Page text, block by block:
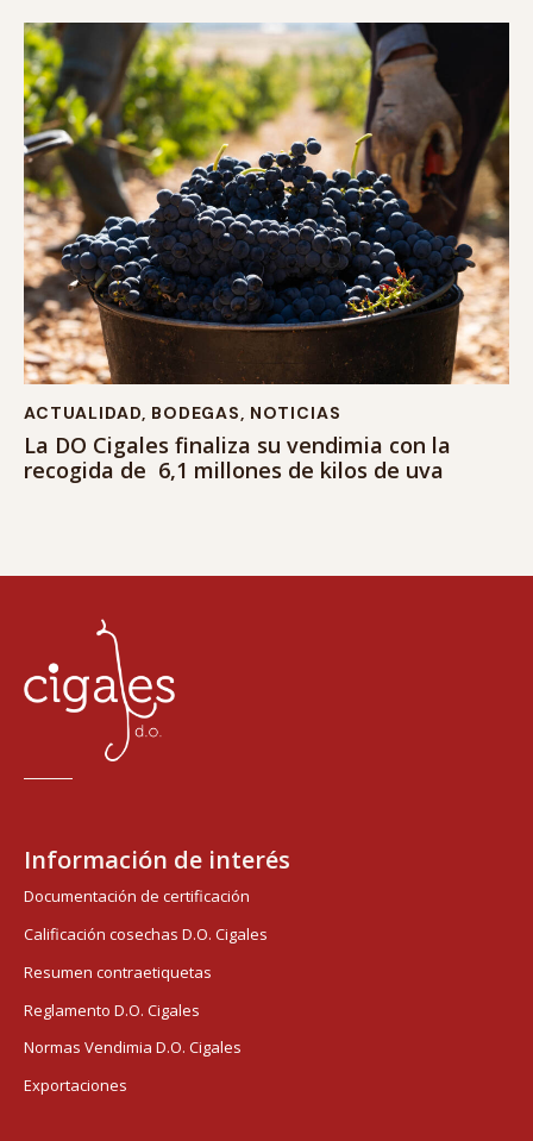
ACTUALIDAD, BODEGAS, NOTICIAS
La DO Cigales finaliza su vendimia con la
recogida de 6,1 millones de kilos de uva
Información de interés
Documentación de certificación
Calificación cosechas D.O. Cigales
Resumen contraetiquetas
Reglamento D.O. Cigales
Normas Vendimia D.O. Cigales
Exportaciones